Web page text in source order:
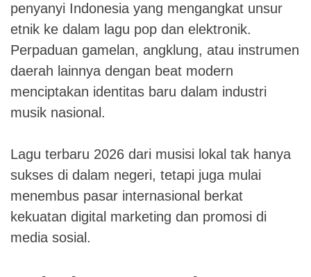
penyanyi Indonesia yang mengangkat unsur
etnik ke dalam lagu pop dan elektronik.
Perpaduan gamelan, angklung, atau instrumen
daerah lainnya dengan beat modern
menciptakan identitas baru dalam industri
musik nasional.
Lagu terbaru 2026 dari musisi lokal tak hanya
sukses di dalam negeri, tetapi juga mulai
menembus pasar internasional berkat
kekuatan digital marketing dan promosi di
media sosial.